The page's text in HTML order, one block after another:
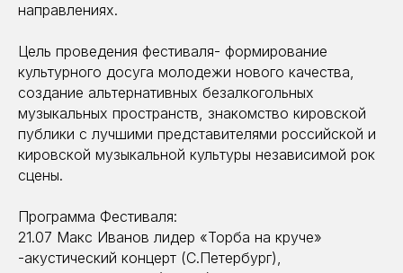
направлениях.
Цель проведения фестиваля- формирование
культурного досуга молодежи нового качества,
создание альтернативных безалкогольных
музыкальных пространств, знакомство кировской
публики с лучшими представителями российской и
кировской музыкальной культуры независимой рок
сцены.
Программа Фестиваля:
21.07 Макс Иванов лидер «Торба на круче»
-акустический концерт (С.Петербург),